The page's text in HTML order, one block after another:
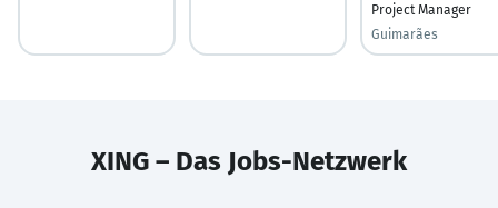
Project Manager
Guimarães
XING – Das Jobs-Netzwerk